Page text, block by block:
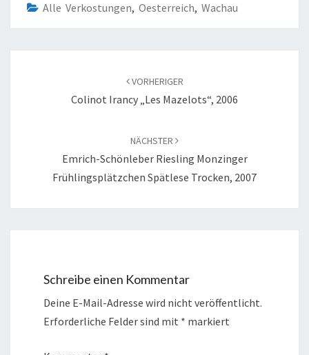
Alle Verkostungen, Oesterreich, Wachau
VORHERIGER
Colinot Irancy „Les Mazelots“, 2006
NÄCHSTER
Emrich-Schönleber Riesling Monzinger
Frühlingsplätzchen Spätlese Trocken, 2007
Schreibe einen Kommentar
Deine E-Mail-Adresse wird nicht veröffentlicht.
Erforderliche Felder sind mit * markiert